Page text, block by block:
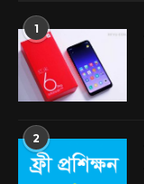
1
2